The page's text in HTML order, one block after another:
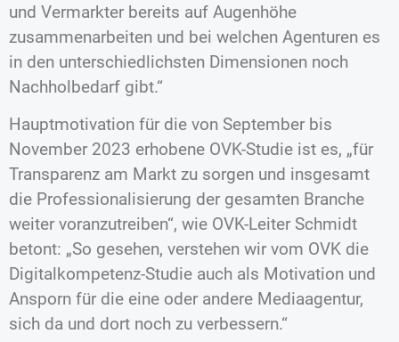
und Vermarkter bereits auf Augenhöhe
zusammenarbeiten und bei welchen Agenturen es
in den unterschiedlichsten Dimensionen noch
Nachholbedarf gibt.“
Hauptmotivation für die von September bis
November 2023 erhobene OVK-Studie ist es, „für
Transparenz am Markt zu sorgen und insgesamt
die Professionalisierung der gesamten Branche
weiter voranzutreiben“, wie OVK-Leiter Schmidt
betont: „So gesehen, verstehen wir vom OVK die
Digitalkompetenz-Studie auch als Motivation und
Ansporn für die eine oder andere Mediaagentur,
sich da und dort noch zu verbessern.“